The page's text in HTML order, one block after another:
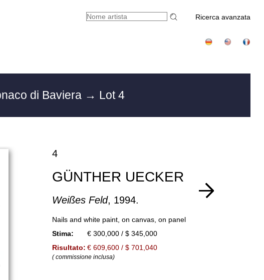
Ricerca avanzata
di Baviera → Lot 4
4
GÜNTHER UECKER
Weißes Feld, 1994.
Nails and white paint, on canvas, on panel
Stima:
€ 300,000 / $ 345,000
Risultato: € 609,600 / $ 701,040
( commissione inclusa)